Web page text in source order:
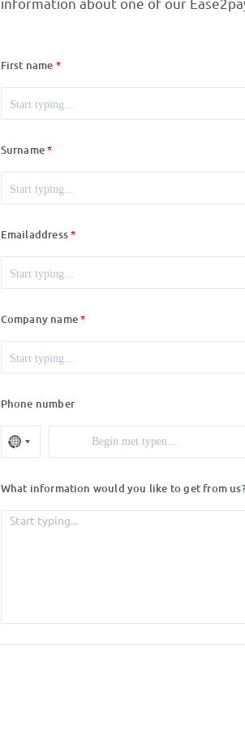
First name
Surname
Emailaddress
Company name
Phone number
What information would you like to get from